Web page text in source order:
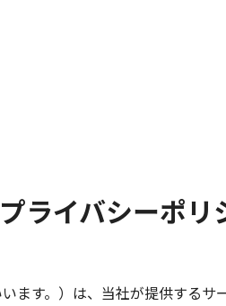
プライバシーポリ
ます。）は、当社が提供する